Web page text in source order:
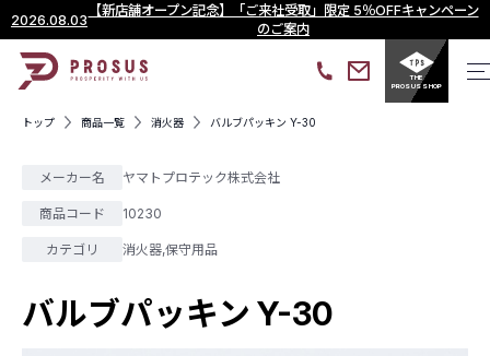
2026.08.03
【新店舗オープン記念】「ご来社受取」限定 5％OFFキャンペーン
のご案内
THE
PROSUS SHOP
トップ 商品一覧 消火器 バルブパッキン Y-30
メーカー名 ヤマトプロテック株式会社
商品コード 10230
カテゴリ 消火器,保守用品
バルブパッキン Y-30